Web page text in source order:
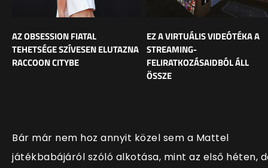
AZ OBSESSION FIATAL
TEHETSÉGE SZÍVESEN ELUTAZNA
RACCOON CITYBE
EZ A VIRTUÁLIS VIDEÓTÉKA A
STREAMING-
FELIRATKOZÁSAIDBÓL ÁLL
ÖSSZE
Bár már nem hoz annyit közel sem a Mattel
játékbabájáról szóló alkotása, mint az első héten,